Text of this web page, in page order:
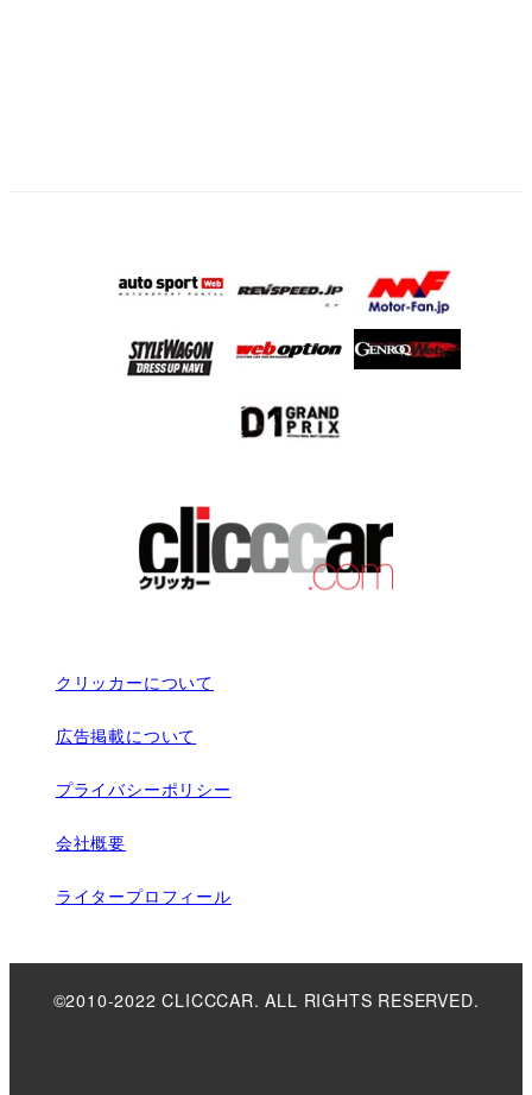
クリッカーについて
広告掲載について
プライバシーポリシー
会社概要
ライタープロフィール
©2010-2022 CLICCCAR. ALL RIGHTS RESERVED.